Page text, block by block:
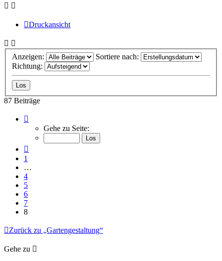
Druckansicht
Anzeigen:
Sortiere nach:
Richtung:
87 Beiträge
von
Gehe zu Seite:
1
…
4
5
6
7
8
Zurück zu „Gartengestaltung“
Gehe zu